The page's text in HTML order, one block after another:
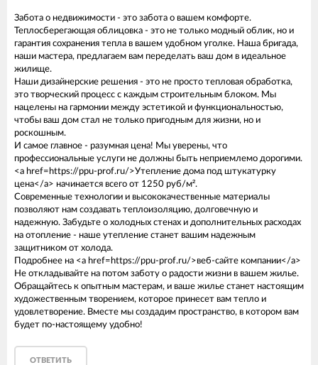
Забота о недвижимости - это забота о вашем комфорте.
Теплосберегающая облицовка - это не только модный облик, но и
гарантия сохранения тепла в вашем удобном уголке. Наша бригада,
наши мастера, предлагаем вам переделать ваш дом в идеальное
жилище.
Наши дизайнерские решения - это не просто тепловая обработка,
это творческий процесс с каждым строительным блоком. Мы
нацелены на гармонии между эстетикой и функциональностью,
чтобы ваш дом стал не только пригодным для жизни, но и
роскошным.
И самое главное - разумная цена! Мы уверены, что
профессиональные услуги не должны быть неприемлемо дорогими.
<a href=https://ppu-prof.ru/>Утепление дома под штукатурку
цена</a> начинается всего от 1250 руб/м².
Современные технологии и высококачественные материалы
позволяют нам создавать теплоизоляцию, долговечную и
надежную. Забудьте о холодных стенах и дополнительных расходах
на отопление - наше утепление станет вашим надежным
защитником от холода.
Подробнее на <a href=https://ppu-prof.ru/>веб-сайте компании</a>
Не откладывайте на потом заботу о радости жизни в вашем жилье.
Обращайтесь к опытным мастерам, и ваше жилье станет настоящим
художественным творением, которое принесет вам тепло и
удовлетворение. Вместе мы создадим пространство, в котором вам
будет по-настоящему удобно!
ОТВЕТИТЬ